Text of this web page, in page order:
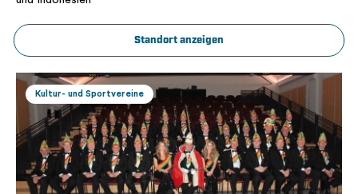
Standort anzeigen
Kultur- und Sportvereine